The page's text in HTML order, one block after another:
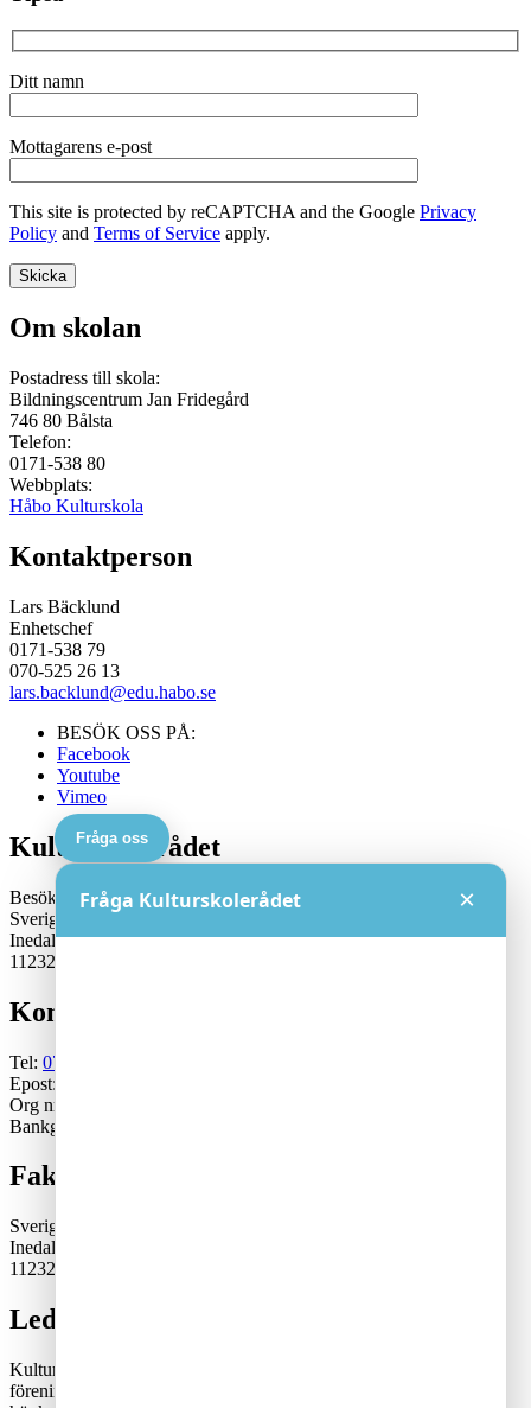
Ditt namn
Mottagarens e-post
This site is protected by reCAPTCHA and the Google Privacy
Policy and Terms of Service apply.
Om skolan
Postadress till skola:
Bildningscentrum Jan Fridegård
746 80 Bålsta
Telefon:
0171-538 80
Webbplats:
Håbo Kulturskola
Kontaktperson
Lars Bäcklund
Enhetschef
0171-538 79
070-525 26 13
lars.backlund@edu.habo.se
BESÖK OSS PÅ:
Facebook
Youtube
Vimeo
Kulturskolerådet
Besöksadress:
Sveriges Kulturskoleråd
Inedalsgatan 15
11232 Stockholm
Kontakt
Tel: 070-671 79 46
Epost:
Org nr: 802402-2561
Bankgiro:5553-1339
Fakturaadress
Sveriges Kulturskoleråd
Inedalsgatan 15
11232 Stockholm
Lediga tjänster
Kulturskolerådet är en ideell, partipolitiskt och fackligt obunden
förening där kommuner samverkar för en tillgänglig och
Fråga oss
Fråga Kulturskolerådet ×